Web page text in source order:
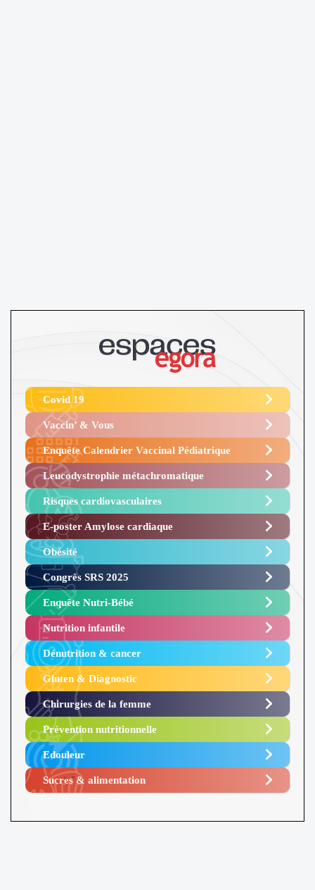
Covid 19
Vaccin’ & Vous
Enquête Calendrier Vaccinal Pédiatrique
Leucodystrophie métachromatique
Risques cardiovasculaires
E-poster Amylose cardiaque ​
Obésité ​
Congrès SRS 2025 ​
Enquête Nutri-Bébé ​
Nutrition infantile
Dénutrition & cancer
Gluten & Diagnostic
Chirurgies de la femme
Prévention nutritionnelle
Edouleur​
Sucres & alimentation​